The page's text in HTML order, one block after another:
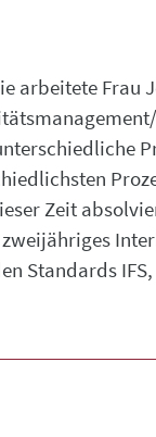
arbeitete Frau
Zeit
Standards IFS,